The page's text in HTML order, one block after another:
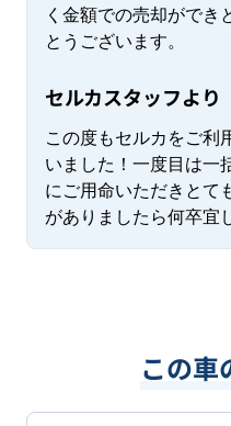
く金額での売却ができ
とうございます。
セルカスタッフより
この度もセルカをご利
いました！一度目は一
にご用命いただきとて
がありましたら何卒宜
この車